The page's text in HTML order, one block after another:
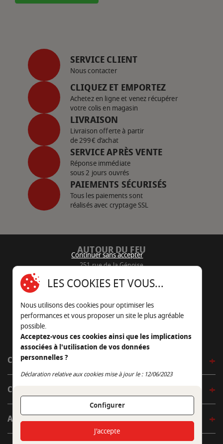
SERVICE CLIENT
Nous contacter
CLIQUEZ ET EMPORTEZ
Achetez en ligne et venez récupérer
votre colis en magasin
LIVRAISON
Livraison offerte à partir
de 299€ d’achat
SERVICE APRÈS VENTE
Réponse immédiate
sous 2 jours ouvrés
PAIEMENTS SÉCURISÉS
Tous les paiements sont
réalisés avec cryptage SSL
AUTOUR DU FEU
251 rue de la Génoise
05 45 22 98 09
Nous envoyer un e-mail
CÔTÉ OUTDOOR
CÔTÉ INDOOR
AUTOUR DE LA TABLE
Continuer sans accepter
LES COOKIES ET VOUS...
Nous utilisons des cookies pour optimiser les
performances et vous proposer un site le plus agréable
possible.
Acceptez-vous ces cookies ainsi que les implications
associées à l'utilisation de vos données
personnelles ?
Déclaration relative aux cookies mise à jour le : 12/06/2023
Configurer
Continuer sans accepter
J'accepte